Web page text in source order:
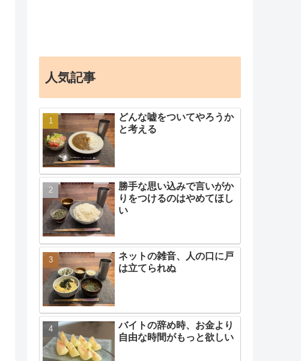
人気記事
どんな嘘をついてやろうか
と考える
勝手な思い込みで言いがか
りをつけるのはやめてほし
い
ネットの雑音、人の口に戸
は立てられぬ
バイトの辞め時、お金より
自由な時間がもっと欲しい